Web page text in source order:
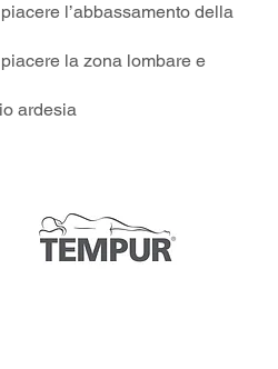
l’abbassamento della
la zona lombare e
ardesia